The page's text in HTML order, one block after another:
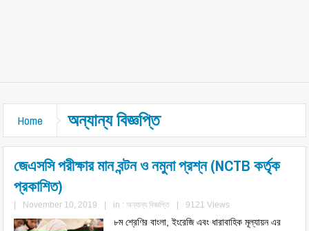
Home অন্যান্য বিজ্ঞপ্তি
জেএসসি পরীক্ষার মান বন্টন ও নমুনা প্রশ্ন (NCTB কর্তৃক
প্রকাশিত)
November 10, 2019 in :অন্যান্য বিজ্ঞপ্তি 9121 Views
৮ম শ্রেণির বাংলা, ইংরেজি এবং ধারাবাহিক মূল্যায়ন এর